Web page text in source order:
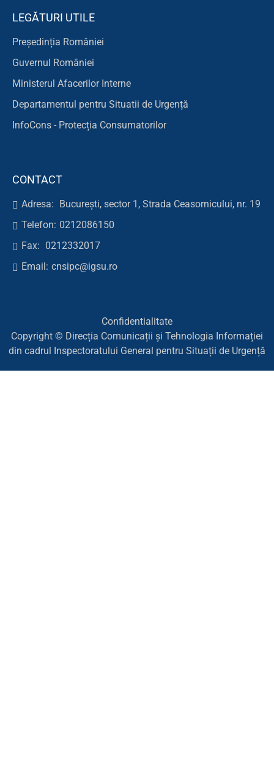
LEGĂTURI UTILE
Președinția României
Guvernul României
Ministerul Afacerilor Interne
Departamentul pentru Situatii de Urgență
InfoCons - Protecția Consumatorilor
CONTACT
Adresa:
București, sector 1, Strada Ceasornicului, nr. 19
Telefon: 0212086150
Fax: 0212332017
Email: cnsipc@igsu.ro
Confidentialitate
Copyright © Direcția Comunicații și Tehnologia Informației
din cadrul Inspectoratului General pentru Situații de Urgență